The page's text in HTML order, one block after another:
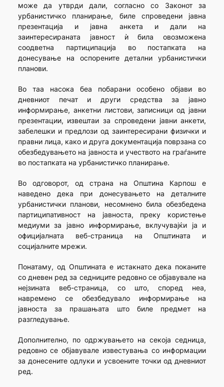
може да утврди дали, согласно со Законот за
урбанистичко планирање, биле спроведени јавна
презентација и јавна анкета и дали на
заинтересираната јавност ѝ била овозможена
соодветна партиципација во постапката на
донесување на оспорените детални урбанистички
планови.
Во таа насока беа побарани особено објави во
дневниот печат и други средства за јавно
информирање, анкетни листови, записници од јавни
презентации, извештаи за спроведени јавни анкети,
забелешки и предлози од заинтересирани физички и
правни лица, како и друга документација поврзана со
обезбедувањето на јавноста и учеството на граѓаните
во постапката на урбанистичко планирање.
Во одговорот, од страна на Општина Карпош е
наведено дека при донесувањето на деталните
урбанистички планови, несомнено била обезбедена
партиципативност на јавноста, преку користење
медиуми за јавно информирање, вклучувајќи ја и
официјалната веб-страница на Општината и
социјалните мрежи.
Понатаму, од Општината е истакнато дека поканите
со дневен ред за седниците редовно се објавувале на
нејзината веб-страница, со што, според неа,
навремено се обезбедувало информирање на
јавноста за прашањата што биле предмет на
разгледување.
Дополнително, по одржувањето на секоја седница,
редовно се објавувале известувања со информации
за донесените одлуки и усвоените точки од дневниот
ред.